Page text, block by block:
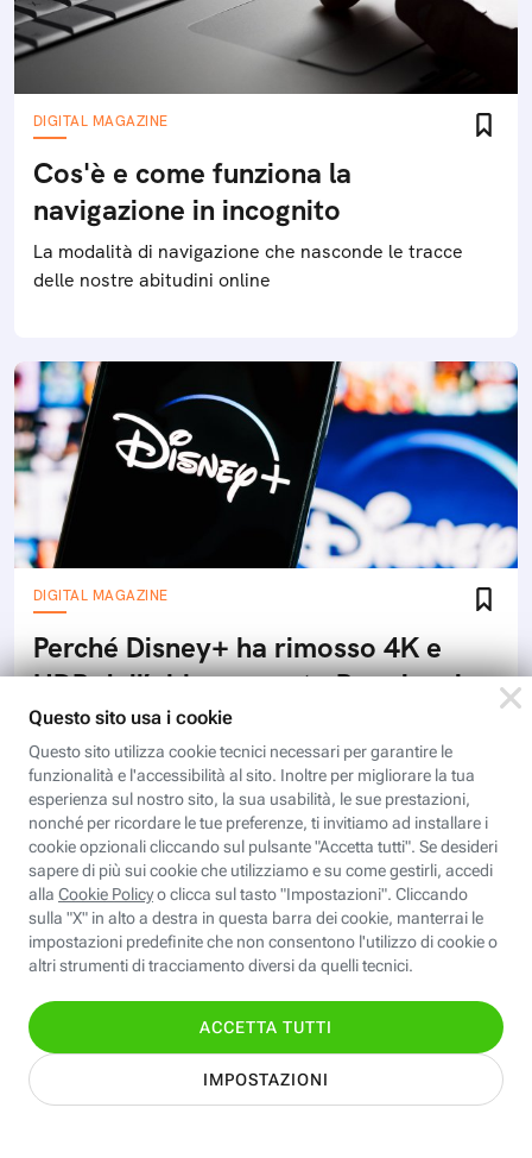
DIGITAL MAGAZINE
Cos'è e come funziona la
navigazione in incognito
La modalità di navigazione che nasconde le tracce
delle nostre abitudini online
DIGITAL MAGAZINE
Perché Disney+ ha rimosso 4K e
HDR dall’abbonamento Premium in
Italia
Disney+ ha rimosso il 4K e l’HDR dall’abbonamento
Premium anche in Italia. Ecco perché è successo e
cosa cambia per gli abbonati alla piattaforma di
streaming
Scopri i corsi gratuiti della
Fastweb Digital Academy